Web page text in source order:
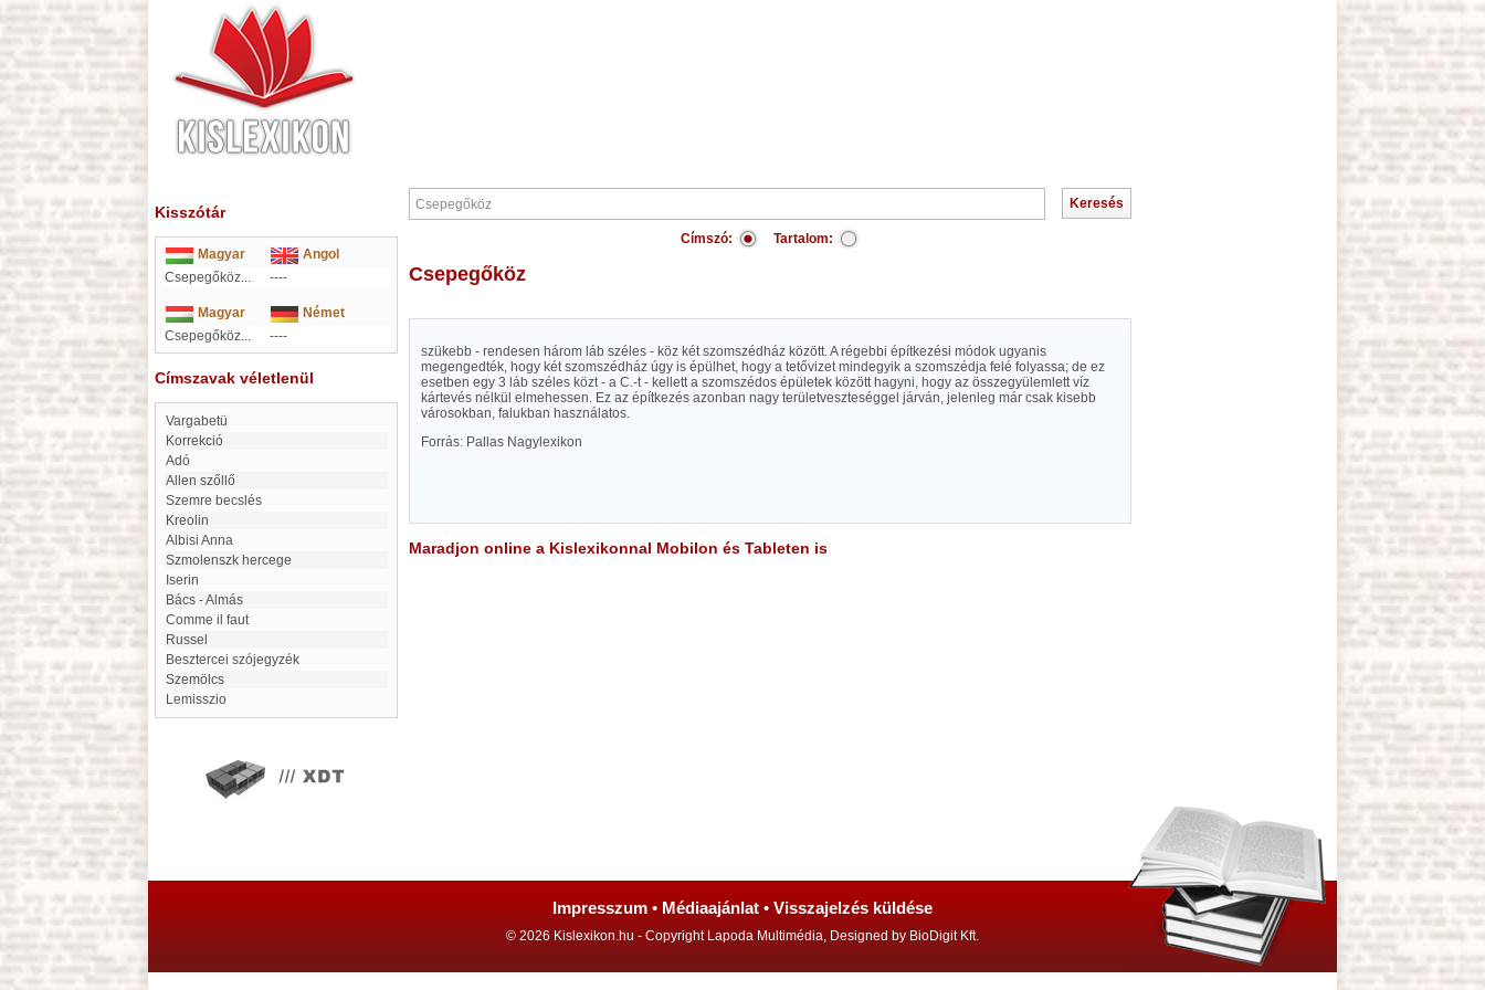
Kisszótár
Magyar
Angol
Csepegőköz...
----
Magyar
Német
Csepegőköz...
----
Címszavak véletlenül
Vargabetü
Korrekció
Adó
Allen szőllő
Szemre becslés
Kreolin
Albisi Anna
Szmolenszk hercege
Iserin
Bács - Almás
Comme il faut
Russel
Besztercei szójegyzék
Szemölcs
Lemisszio
Címszó: Tartalom:
Csepegőköz
szükebb - rendesen három láb széles - köz két szomszédház között. A régebbi építkezési módok ugyanis
megengedték, hogy két szomszédház úgy is épülhet, hogy a tetővizet mindegyik a szomszédja felé folyassa; de ez
esetben egy 3 láb széles közt - a C.-t - kellett a szomszédos épületek között hagyni, hogy az összegyülemlett víz
kártevés nélkül elmehessen. Ez az építkezés azonban nagy területveszteséggel járván, jelenleg már csak kisebb
városokban, falukban használatos.
Forrás: Pallas Nagylexikon
Maradjon online a Kislexikonnal Mobilon és Tableten is
Impresszum • Médiaajánlat • Visszajelzés küldése
© 2026 Kislexikon.hu - Copyright Lapoda Multimédia, Designed by BioDigit Kft.